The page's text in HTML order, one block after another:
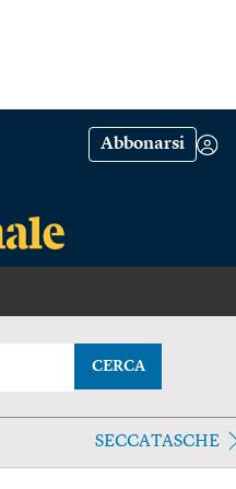
Abbonarsi
CERCA
SECCATASCHE